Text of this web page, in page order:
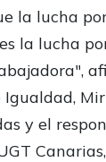
la lucha
la lucha
y el